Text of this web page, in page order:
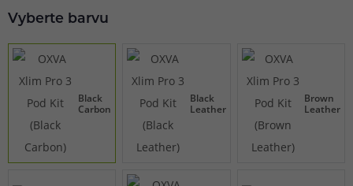
Vyberte barvu
Black
Carbon
Black
Leather
Brown
Leather